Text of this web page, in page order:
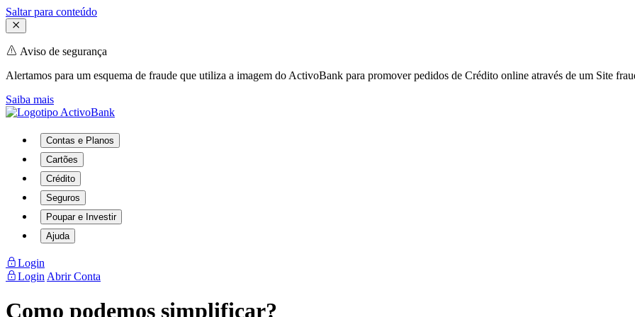
Saltar para conteúdo
Aviso de segurança
Alertamos para um esquema de fraude que utiliza a imagem do ActivoBank para promover pedidos de Crédito online através de um Site
Saiba mais
Contas e Planos
Cartões
Crédito
Seguros
Poupar e Investir
Ajuda
Login
Login Abrir Conta
Como podemos simplificar?